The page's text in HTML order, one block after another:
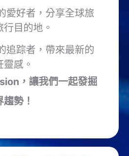
愛好者，分享全球旅
目的地。
追踪者，帶來最新的
感。
，讓我們一起發掘
勢！